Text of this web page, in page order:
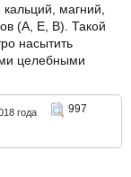
магний,
(А, Е, В). Такой
насытить
целебными
года
997